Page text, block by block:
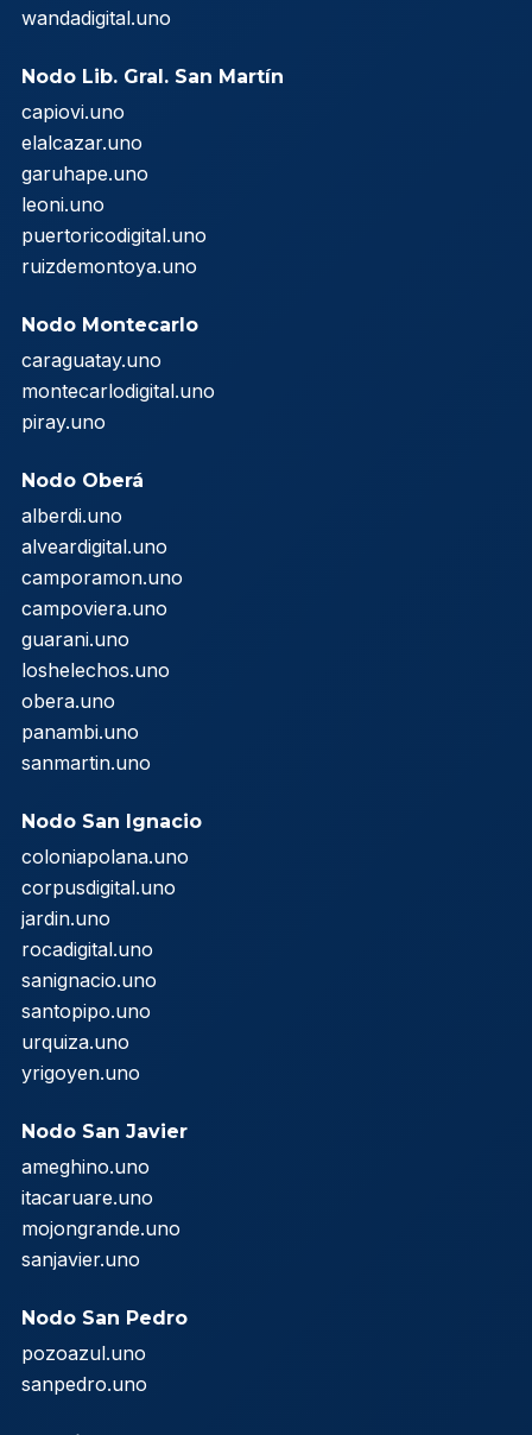
wandadigital.uno
Nodo Lib. Gral. San Martín
capiovi.uno
elalcazar.uno
garuhape.uno
leoni.uno
puertoricodigital.uno
ruizdemontoya.uno
Nodo Montecarlo
caraguatay.uno
montecarlodigital.uno
piray.uno
Nodo Oberá
alberdi.uno
alveardigital.uno
camporamon.uno
campoviera.uno
guarani.uno
loshelechos.uno
obera.uno
panambi.uno
sanmartin.uno
Nodo San Ignacio
coloniapolana.uno
corpusdigital.uno
jardin.uno
rocadigital.uno
sanignacio.uno
santopipo.uno
urquiza.uno
yrigoyen.uno
Nodo San Javier
ameghino.uno
itacaruare.uno
mojongrande.uno
sanjavier.uno
Nodo San Pedro
pozoazul.uno
sanpedro.uno